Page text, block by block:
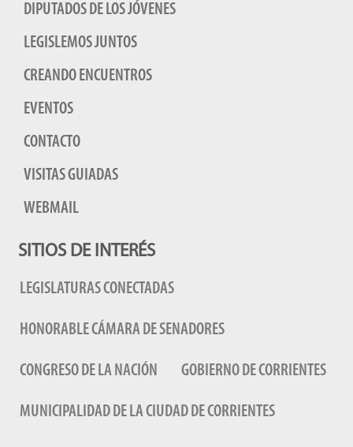
DIPUTADOS DE LOS JÓVENES
LEGISLEMOS JUNTOS
CREANDO ENCUENTROS
EVENTOS
CONTACTO
VISITAS GUIADAS
WEBMAIL
SITIOS DE INTERÉS
LEGISLATURAS CONECTADAS
HONORABLE CÁMARA DE SENADORES
CONGRESO DE LA NACIÓN GOBIERNO DE CORRIENTES
MUNICIPALIDAD DE LA CIUDAD DE CORRIENTES